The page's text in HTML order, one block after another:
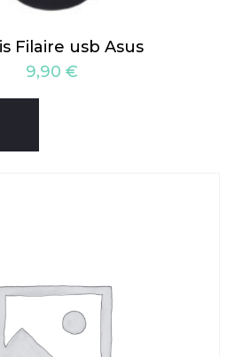
Filaire usb Asus
9,90 €